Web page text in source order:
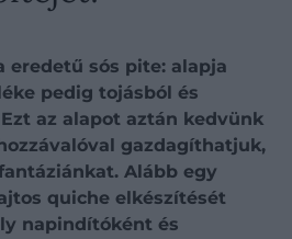
eredetű sós pite: alapja
pedig tojásból és
az alapot aztán kedvünk
gazdagíthatjuk,
Alább egy
quiche elkészítését
napindítóként és